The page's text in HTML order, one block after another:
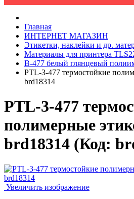
Главная
ИНТЕРНЕТ МАГАЗИН
Этикетки, наклейки и др.
Материалы для принтера
B-477 белый глянцевый
PTL-3-477 термостойкие
brd18314
PTL-3-477
полимерные
brd18314 (Код:
Увеличить изображение